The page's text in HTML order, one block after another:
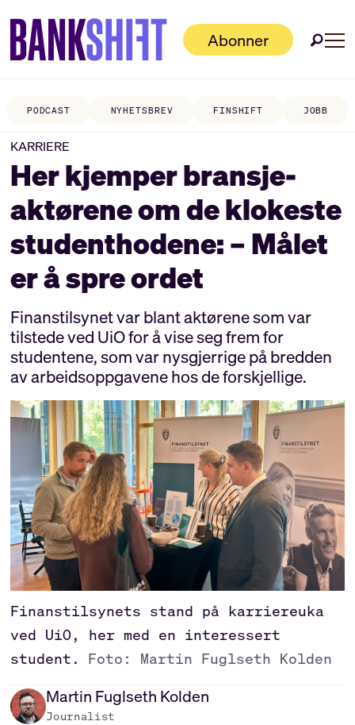
Abonner
PODCAST NYHETSBREV FINSHIFT JOBB
KARRIERE
Her kjemper bransje­
aktørene om de klokeste
studenthodene: – Målet
er å spre ordet
Finanstilsynet var blant aktørene som var
tilstede ved UiO for å vise seg frem for
studentene, som var nysgjerrige på bredden
av arbeidsoppgavene hos de forskjellige.
Finanstilsynets stand på karriereuka
ved UiO, her med en interessert
student.
Foto: Martin Fuglseth Kolden
Martin Fuglseth Kolden
Journalist